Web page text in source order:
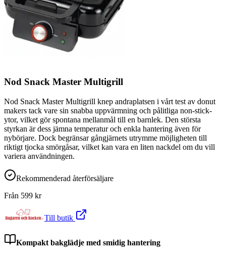
Nod Snack Master Multigrill
Nod Snack Master Multigrill knep andraplatsen i vårt test av donut
makers tack vare sin snabba uppvärmning och pålitliga non-stick-
ytor, vilket gör spontana mellanmål till en barnlek. Den största
styrkan är dess jämna temperatur och enkla hantering även för
nybörjare. Dock begränsar gångjärnets utrymme möjligheten till
riktigt tjocka smörgåsar, vilket kan vara en liten nackdel om du vill
variera användningen.
Rekommenderad återförsäljare
Från 599 kr
Till butik
Kompakt bakglädje med smidig hantering